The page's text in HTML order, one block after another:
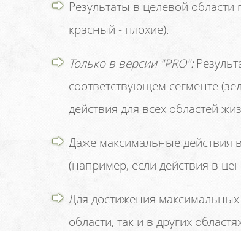
Результаты в целевой
красный - плохие).
Только в версии "PRO":
соответствующем сегменте
действия для всех областей
Даже максимальные действия
(например, если действия в
Для достижения
области, так и в других